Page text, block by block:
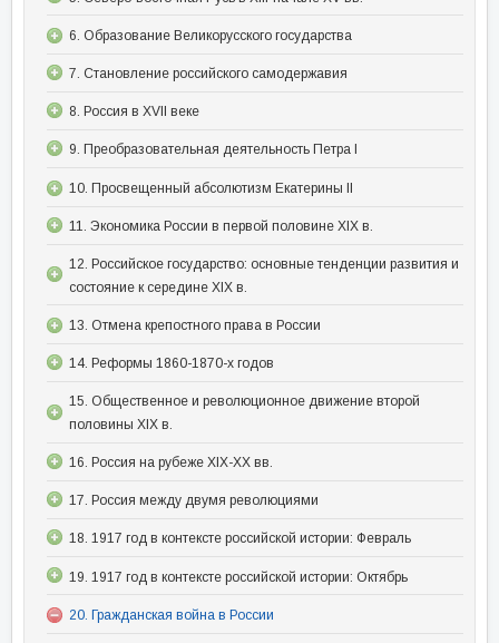
6. Образование Великорусского государства
7. Становление российского самодержавия
8. Россия в XVII веке
9. Преобразовательная деятельность Петра I
10. Просвещенный абсолютизм Екатерины II
11. Экономика России в первой половине XIX в.
12. Российское государство: основные тенденции развития и
состояние к середине XIX в.
13. Отмена крепостного права в России
14. Реформы 1860-1870-х годов
15. Общественное и революционное движение второй
половины XIX в.
16. Россия на рубеже XIX-XX вв.
17. Россия между двумя революциями
18. 1917 год в контексте российской истории: Февраль
19. 1917 год в контексте российской истории: Октябрь
20. Гражданская война в России